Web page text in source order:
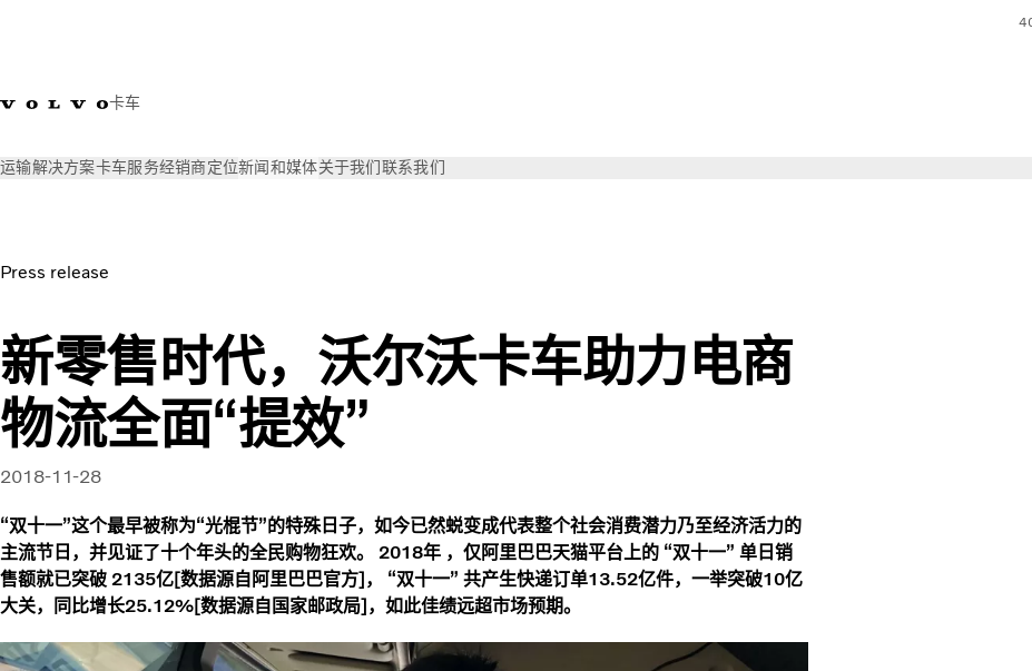
卡车
运输解决方案卡车服务经销商定位新闻和媒体关于我们联系我们
Press release
新零售时代，沃尔沃卡车助力电商
物流全面“提效”
2018-11-28
“双十一”这个最早被称为“光棍节”的特殊日子，如今已然蜕变成代表整个社会消费潜力乃至经济活力的
主流节日，并见证了十个年头的全民购物狂欢。 2018年 ，仅阿里巴巴天猫平台上的 “双十一” 单日销
售额就已突破 2135亿[数据源自阿里巴巴官方]， “双十一” 共产生快递订单13.52亿件，一举突破10亿
大关，同比增长25.12%[数据源自国家邮政局]，如此佳绩远超市场预期。